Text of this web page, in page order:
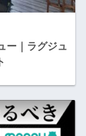
ー｜ラグジュ